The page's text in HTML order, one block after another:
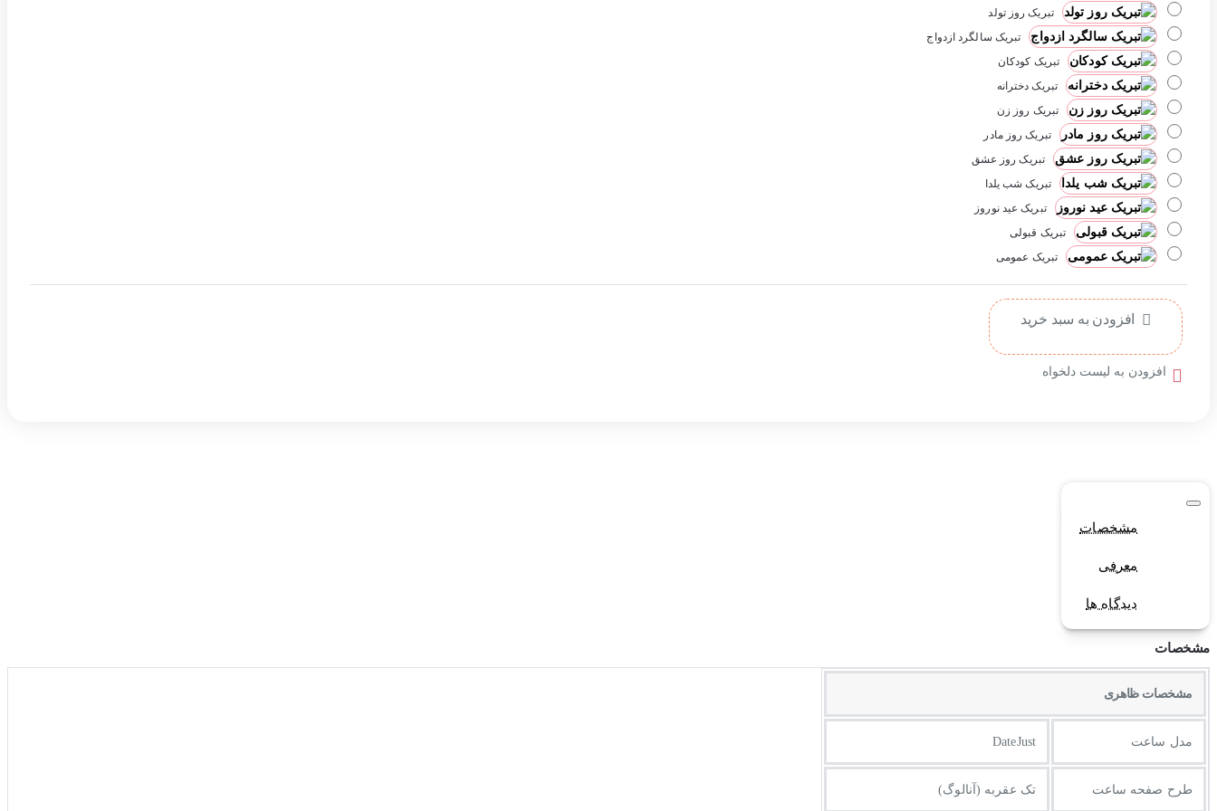
تبریک روز تولد
تبریک سالگرد ازدواج
تبریک کودکان
تبریک دخترانه
تبریک روز زن
تبریک روز مادر
تبریک روز عشق
تبریک شب یلدا
تبریک عید نوروز
تبریک قبولی
تبریک عمومی
افزودن به سبد خرید
افزودن به لیست دلخواه
مشخصات
معرفی
دیدگاه ها
مشخصات
مشخصات ظاهری
مدل ساعت DateJust
طرح صفحه ساعت تک عقربه (آنالوگ)